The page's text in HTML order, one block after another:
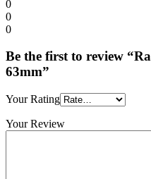
0
0
0
Be the first to review
63mm”
Your Rating
Your Review